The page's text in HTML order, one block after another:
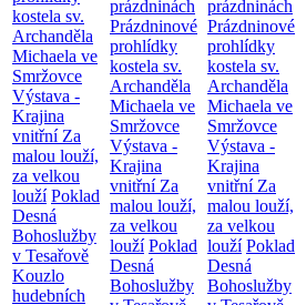
kostela sv.
Archanděla
Michaela ve
Smržovce
Výstava -
Krajina
vnitřní Za
malou louží,
za velkou
louží Poklad
Desná
Bohoslužby
v Tesařově
Kouzlo
hudebních
prázdninách
Prázdninové
prohlídky
kostela sv.
Archanděla
Michaela ve
Smržovce
Výstava -
Krajina
vnitřní Za
malou louží,
za velkou
louží Poklad
Desná
Bohoslužby
prázdninách
Prázdninové
prohlídky
kostela sv.
Archanděla
Michaela ve
Smržovce
Výstava -
Krajina
vnitřní Za
malou louží,
za velkou
louží Poklad
Desná
Bohoslužby